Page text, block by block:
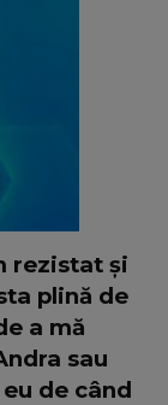
rezistat și
plină de
a mă
sau
de când